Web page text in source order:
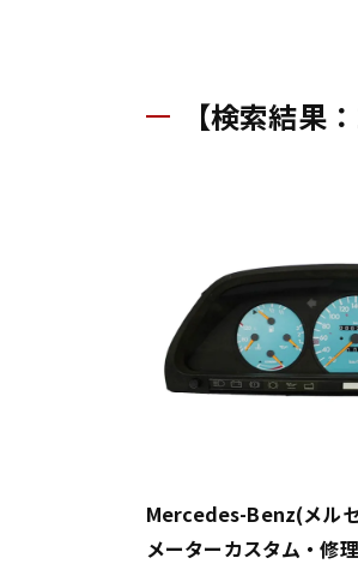
【検索結果
Mercedes-Benz(メル
メーターカスタム・修理